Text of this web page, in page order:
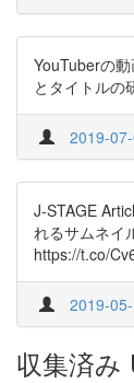
YouTuberの
とタイトルの
2019-
J-STAGE
れるサムネイ
https://t.co/
2019-
収集済み